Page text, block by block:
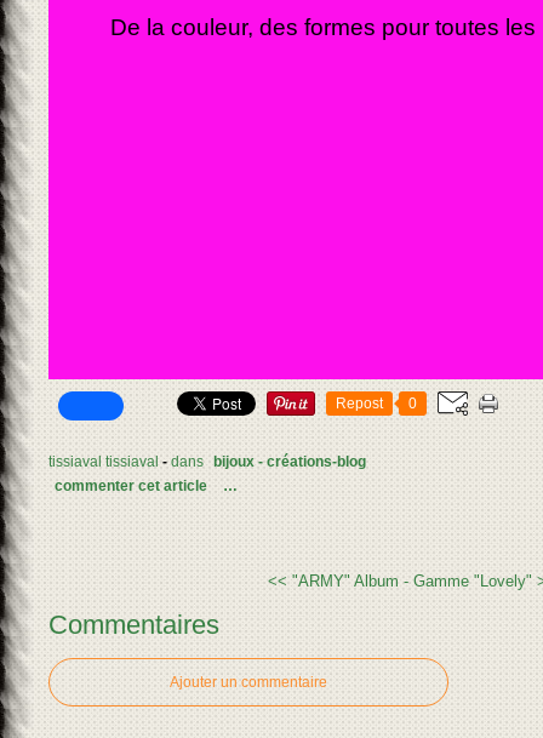
De la couleur, des formes pour toutes
Repost 0
tissiaval tissiaval - dans bijoux - créations-blog
commenter cet article
…
<< "ARMY" Album - Gamme "Lovely"
Commentaires
Ajouter un commentaire